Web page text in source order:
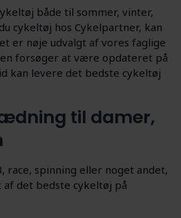
både til sommer, vinter,
cykeltøj hos Cykelpartner, kan
er nøje udvalgt af vores faglige
forsøger at være opdateret på
kan levere det bedste cykeltøj
til damer,
race, spinning eller noget andet,
det bedste cykeltøj på